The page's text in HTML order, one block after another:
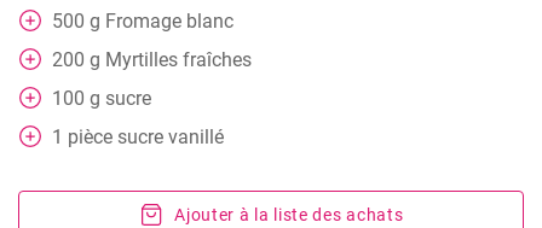
500 g Fromage blanc
200 g Myrtilles fraîches
100 g sucre
1 pièce sucre vanillé
Ajouter à la liste des achats